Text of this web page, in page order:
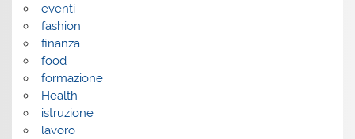
eventi
fashion
finanza
food
formazione
Health
istruzione
lavoro